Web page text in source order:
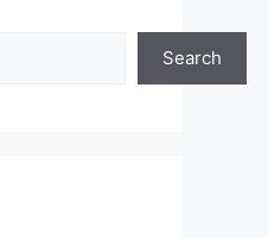
Search